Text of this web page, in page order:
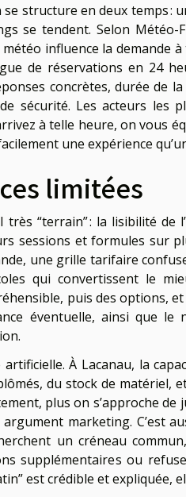
structure en deux temps :
se tendent. Selon Météo-
influence la demande
de réservations en 24
concrètes, durée de
sécurité. Les acteurs les
à telle heure, on vous
une expérience
limitées
“terrain” : la lisibilité de
sessions et formules sur
une grille tarifaire
qui convertissent le
puis des options,
éventuelle, ainsi que le
À Lacanau, la
du stock de matériel,
plus on s’approche
marketing. C’est
un créneau
supplémentaires ou
est crédible et expliquée,